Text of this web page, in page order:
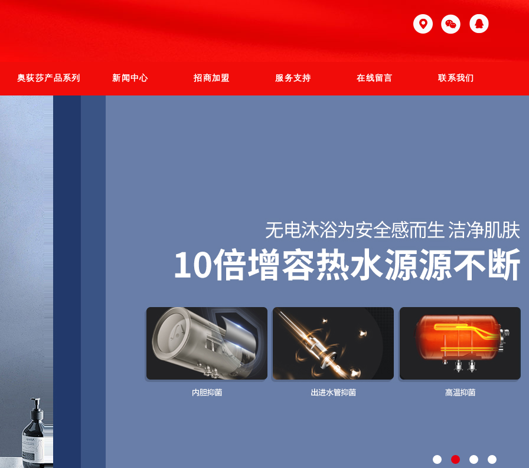
奥荻莎产品系列 新闻中心 招商加盟 服务支持 在线留言 联系我们